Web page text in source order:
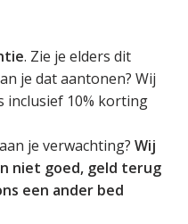
. Zie je elders dit
je dat aantonen? Wij
inclusief 10% korting
je verwachting? Wij
niet goed, geld terug
een ander bed